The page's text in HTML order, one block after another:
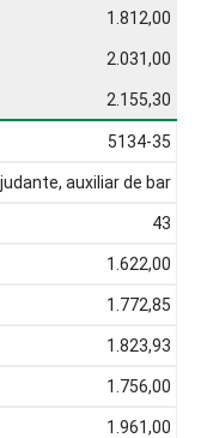
1.812,00
2.031,00
2.155,30
5134-35
auxiliar de bar
43
1.622,00
1.772,85
1.823,93
1.756,00
1.961,00